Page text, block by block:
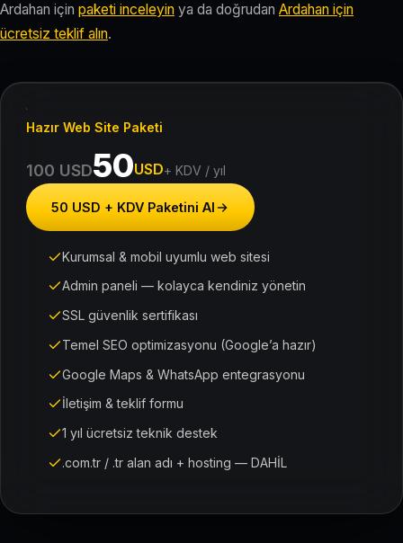
Ardahan için paketi inceleyin ya da doğrudan Ardahan için
ücretsiz teklif alın.
Hazır Web Site Paketi
100 USD50USD+ KDV / yıl
50 USD + KDV Paketini Al
Kurumsal & mobil uyumlu web sitesi
Admin paneli — kolayca kendiniz yönetin
SSL güvenlik sertifikası
Temel SEO optimizasyonu (Google’a hazır)
Google Maps & WhatsApp entegrasyonu
İletişim & teklif formu
1 yıl ücretsiz teknik destek
.com.tr / .tr alan adı + hosting — DAHİL